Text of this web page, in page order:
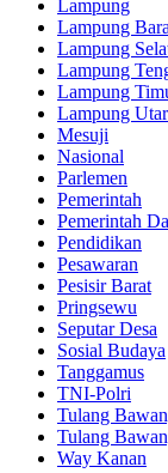
Lampung
Lampung
Lampung
Lampung
Lampung
Lampung
Mesuji
Nasional
Parlemen
Pemerintah
Pemerintah
Pendidikan
Pesawaran
Pesisir Barat
Pringsewu
Seputar Desa
Sosial Budaya
Tanggamus
TNI-Polri
Tulang
Tulang
Way Kanan